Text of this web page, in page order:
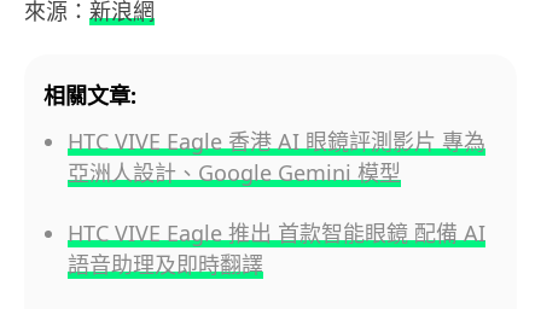
來源： 新浪網
相關文章:
HTC VIVE Eagle 香港 AI 眼鏡評測影片 專為
亞洲人設計、Google Gemini 模型
HTC VIVE Eagle 推出 首款智能眼鏡 配備 AI
語音助理及即時翻譯